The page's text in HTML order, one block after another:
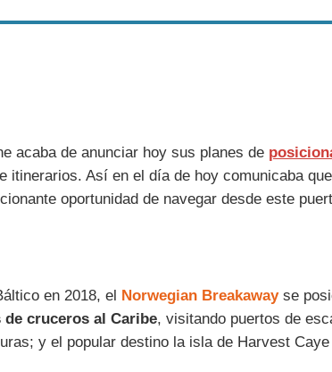
acaba de anunciar hoy sus planes de
itinerarios. Así en el día de hoy comunicaba
oportunidad de navegar desde este
en 2018, el Norwegian Breakawayse
cruceros al Caribe, visitando puertos de
y el popular destino la isla de Harvest